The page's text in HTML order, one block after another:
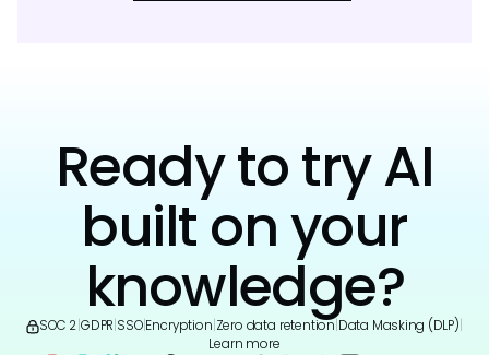
Ready to try AI
built on your
knowledge?
SOC 2 GDPR SSO|Encryption Zero data retention Data Masking (DLP)
Learn more